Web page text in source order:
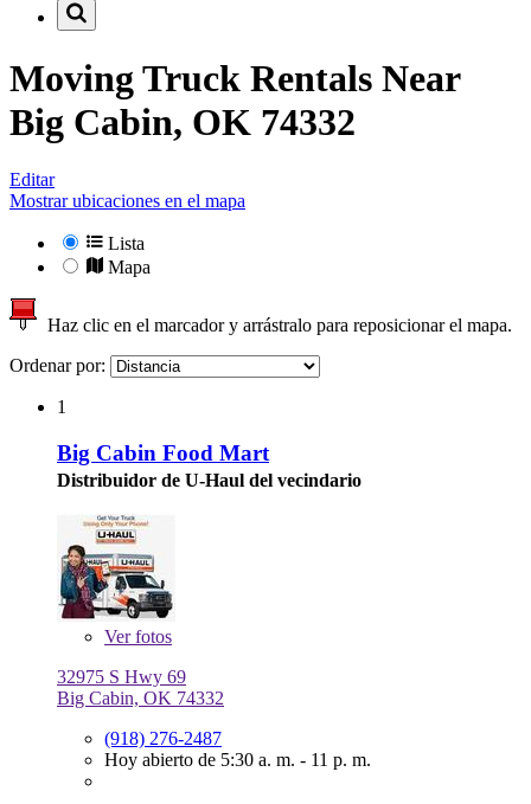
Moving Truck Rentals Near
Big Cabin, OK 74332
Editar
Mostrar ubicaciones en el mapa
Lista
Mapa
Haz clic en el marcador y arrástralo para reposicionar el mapa.
Ordenar por:
1
Big Cabin Food Mart
Distribuidor de U-Haul del vecindario
Verfotos
32975 S Hwy 69
Big Cabin, OK 74332
(918) 276-2487
Hoy abierto de 5:30 a. m. - 11 p. m.